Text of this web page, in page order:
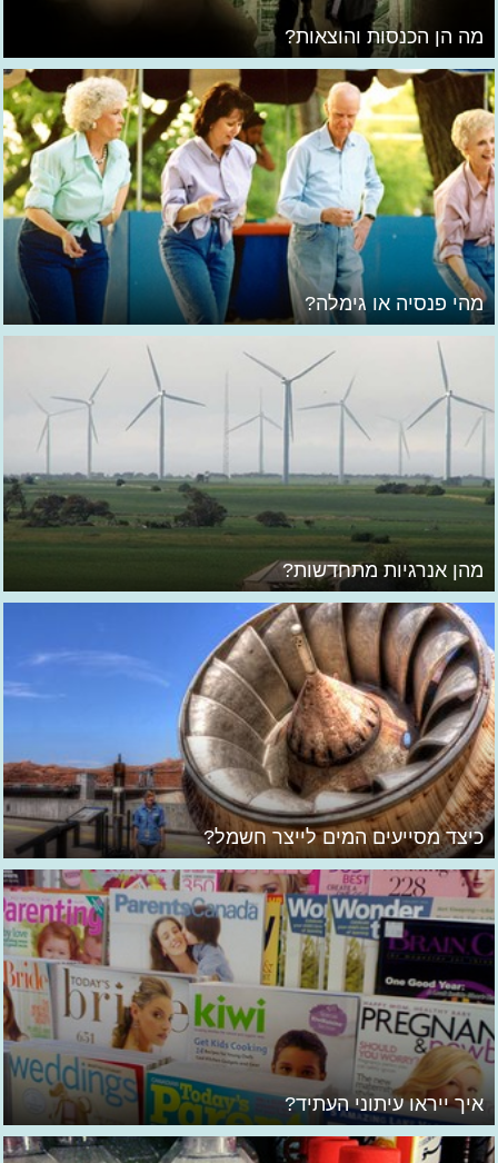
מה הן הכנסות והוצאות?
מהי פנסיה או גימלה?
מהן אנרגיות מתחדשות?
כיצד מסייעים המים לייצר חשמל?
איך ייראו עיתוני העתיד?